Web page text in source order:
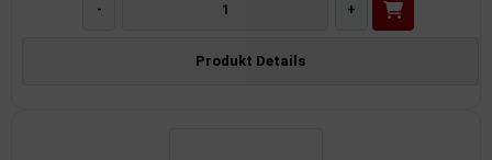
- +
Produkt Details